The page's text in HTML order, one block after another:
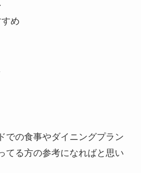
め
での食事やダイニングプラン
てる方の参考になればと思い